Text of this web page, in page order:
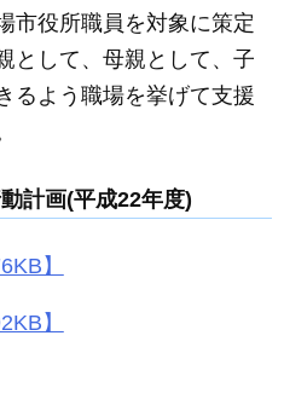
市役所職員を対象に策定
として、母親として、子
るよう職場を挙げて支援
計画(平成22年度)
】
】